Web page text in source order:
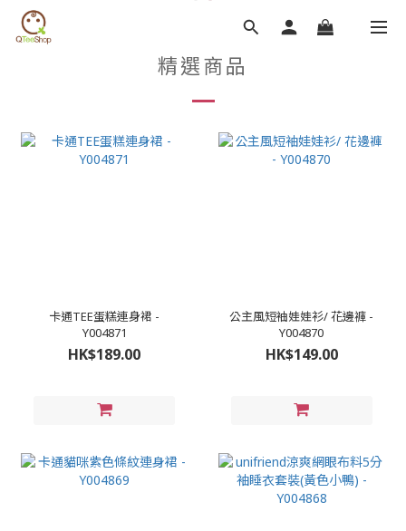
精選商品
卡通TEE蛋糕連身裙 -
Y004871
HK$189.00
公主風短袖娃娃衫/ 花邊褲 -
Y004870
HK$149.00